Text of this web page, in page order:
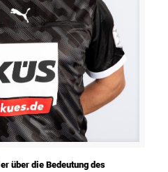
über die Bedeutung des